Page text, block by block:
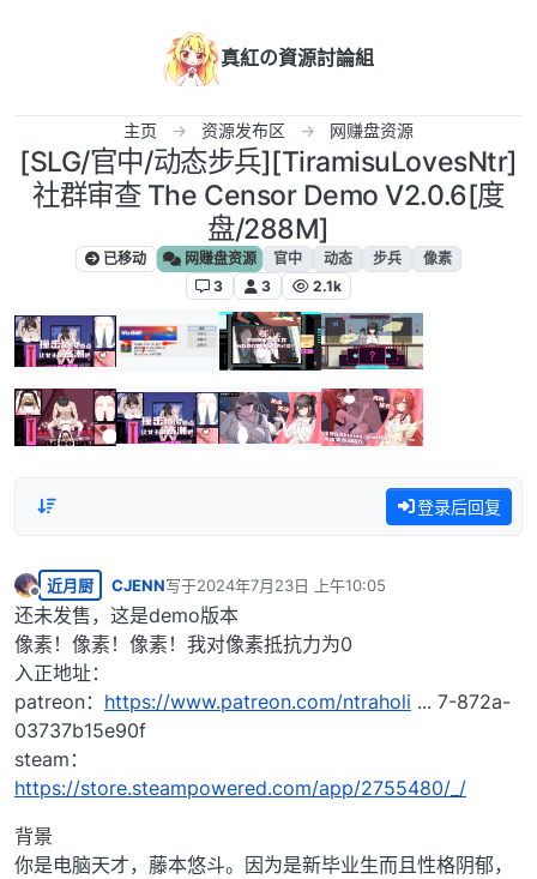
真紅の資源討論組
主页 资源发布区 网赚盘资源
[SLG/官中/动态步兵][TiramisuLovesNtr]
社群审查 The Censor Demo V2.0.6[度
盘/288M]
已移动 网赚盘资源 官中 动态 步兵
像素
3
3 2.1k
登录后回复
离线
近月厨 CJENN写于2024年7月23日 上午10:05
最后由 编辑
还未发售，这是demo版本
像素！像素！像素！我对像素抵抗力为0
入正地址：
patreon： https://www.patreon.com/ntraholi ... 7-872a-
03737b15e90f
steam：
https://store.steampowered.com/app/2755480/_/
背景
你是电脑天才，藤本悠斗。因为是新毕业生而且性格阴郁，